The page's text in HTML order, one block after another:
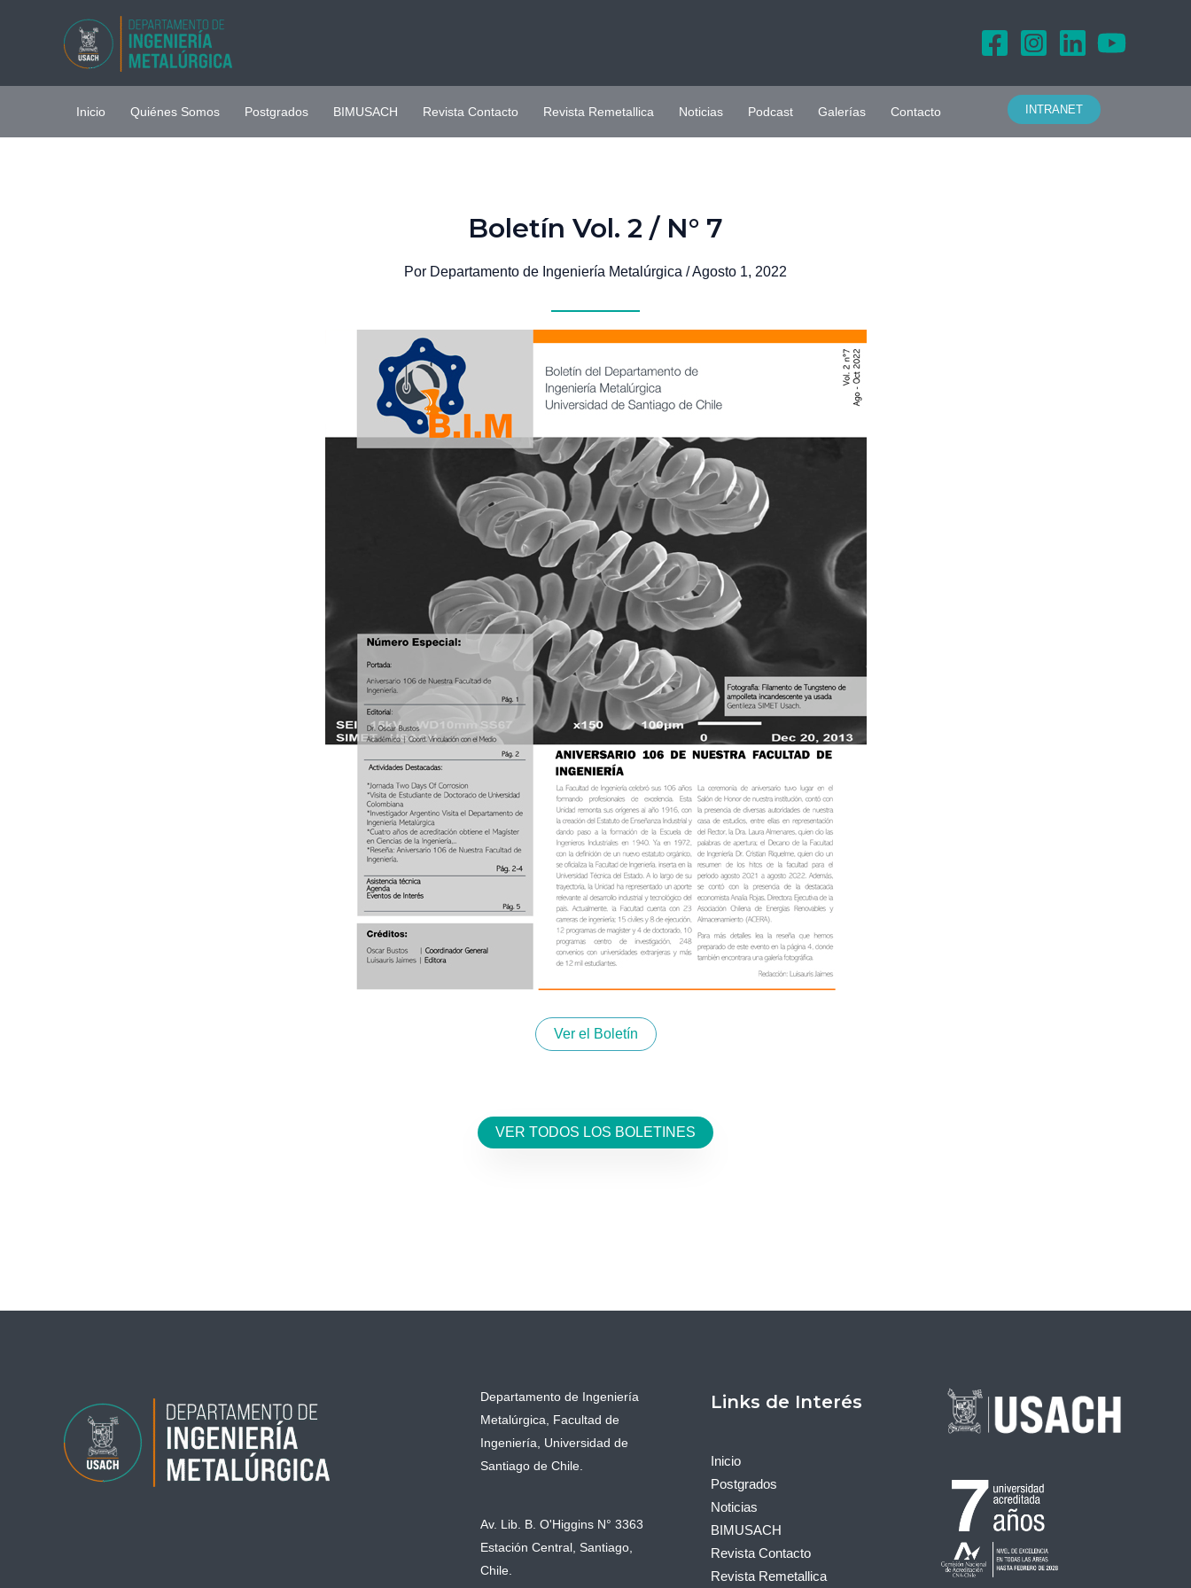
Inicio Quiénes Somos Postgrados BIMUSACH Revista Contacto Revista Remetallica Noticias Podcast Galerías Contacto INTRANET
Boletín Vol. 2 / N° 7
Por Departamento de Ingeniería Metalúrgica /Agosto 1, 2022
Ver el Boletín
VER TODOS LOS BOLETINES
Departamento de Ingeniería
Metalúrgica, Facultad de
Ingeniería, Universidad de
Santiago de Chile.
Av. Lib. B. O'Higgins N° 3363
Estación Central, Santiago,
Chile.
Links de Interés
Inicio
Postgrados
Noticias
BIMUSACH
Revista Contacto
Revista Remetallica